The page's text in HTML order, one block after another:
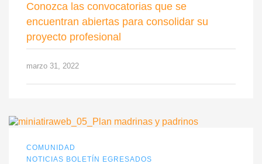
Conozca las convocatorias que se
encuentran abiertas para consolidar su
proyecto profesional
marzo 31, 2022
COMUNIDAD
NOTICIAS BOLETÍN EGRESADOS